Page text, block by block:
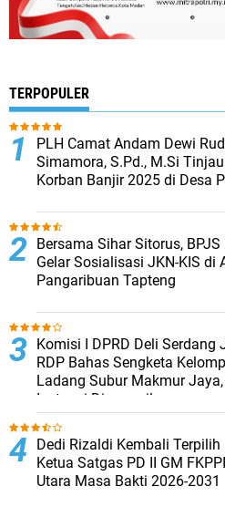
TERPOPULER
PLH Camat Andam Dewi
Simamora, S.Pd., M.Si
Korban Banjir 2025 di Desa
Bersama Sihar Sitorus, BPJS
Gelar Sosialisasi JKN-KIS di
Pangaribuan Tapteng
Komisi I DPRD Deli Serdang
RDP Bahas Sengketa
Ladang Subur Makmur
Instansi Dipanggil
Dedi Rizaldi Kembali Terpilih
Ketua Satgas PD II GM
Utara Masa Bakti 2026-2031